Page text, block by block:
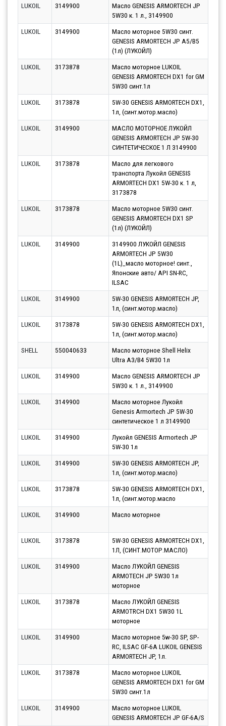
LUKOIL
3149900
Масло GENESIS ARMORTECH JP
5W30 к. 1 л., 3149900
LUKOIL
3149900
Масло моторное 5W30 синт.
GENESIS ARMORTECH JP A5/B5
(1л) (ЛУКОЙЛ)
LUKOIL 3173878
Масло моторное LUKOIL
GENESIS ARMORTECH DX1 for GM
5W30 синт.1л
LUKOIL 3173878
5W-30 GENESIS ARMORTECH DX1,
1л, (синт.мотор.масло)
LUKOIL
3149900
МАСЛО МОТОРНОЕ ЛУКОЙЛ
GENESIS ARMORTECH JP 5W-30
СИНТЕТИЧЕСКОЕ 1 Л 3149900
LUKOIL 3173878
Масло для легкового
транспорта Лукойл GENESIS
ARMORTECH DX1 5W-30 к. 1 л,
3173878
LUKOIL 3173878
Масло моторное 5W30 синт.
GENESIS ARMORTECH DX1 SP
(1л) (ЛУКОЙЛ)
LUKOIL 3149900
3149900 ЛУКОЙЛ GENESIS
ARMORTECH JP 5W30
(1L)_масло моторное! синт.,
Японские авто/ API SN-RC,
ILSAC
LUKOIL 3149900
5W-30 GENESIS ARMORTECH JP,
1л, (синт.мотор.масло)
LUKOIL
3173878
5W-30 GENESIS ARMORTECH DX1,
1л, (синт.мотор.масло)
SHELL
550040633
Масло моторное Shell Helix
Ultra A3/B4 5W30 1л
LUKOIL
3149900
Масло GENESIS ARMORTECH JP
5W30 к. 1 л., 3149900
LUKOIL
3149900
Масло моторное Лукойл
Genesis Armortech JP 5W-30
синтетическое 1 л 3149900
LUKOIL 3149900
Лукойл GENESIS Armortech JP
5W-30 1л
LUKOIL
3149900
5W-30 GENESIS ARMORTECH JP,
1л, (синт.мотор.масло)
LUKOIL
3173878
5W-30 GENESIS ARMORTECH DX1,
1л, (синт.мотор.масло
LUKOIL
3149900 Масло моторное
LUKOIL
3173878
5W-30 GENESIS ARMORTECH DX1,
1Л, (СИНТ.МОТОР.МАСЛО)
LUKOIL
3149900
Масло ЛУКОЙЛ GENESIS
ARMOTECH JP 5W30 1л
моторное
LUKOIL 3173878
Масло ЛУКОЙЛ GENESIS
ARMOTRCH DX1 5W30 1L
моторное
LUKOIL 3149900
Масло моторное 5w-30 SP, SP-
RC, ILSAC GF-6A LUKOIL GENESIS
ARMORTECH JP, 1л.
LUKOIL 3173878
Масло моторное LUKOIL
GENESIS ARMORTECH DX1 for GM
5W30 синт.1л
LUKOIL 3149900
Масло моторное LUKOIL
GENESIS ARMORTECH JP GF-6A/S